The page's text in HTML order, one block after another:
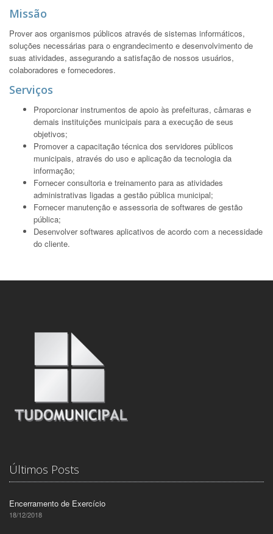
Missão
Prover aos organismos públicos através de sistemas informáticos,
soluções necessárias para o engrandecimento e desenvolvimento de
suas atividades, assegurando a satisfação de nossos usuários,
colaboradores e fornecedores.
Serviços
Proporcionar instrumentos de apoio às prefeituras, câmaras e
demais instituições municipais para a execução de seus
objetivos;
Promover a capacitação técnica dos servidores públicos
municipais, através do uso e aplicação da tecnologia da
informação;
Fornecer consultoria e treinamento para as atividades
administrativas ligadas a gestão pública municipal;
Fornecer manutenção e assessoria de softwares de gestão
pública;
Desenvolver softwares aplicativos de acordo com a necessidade
do cliente.
Últimos Posts
Encerramento de Exercício
18/12/2018